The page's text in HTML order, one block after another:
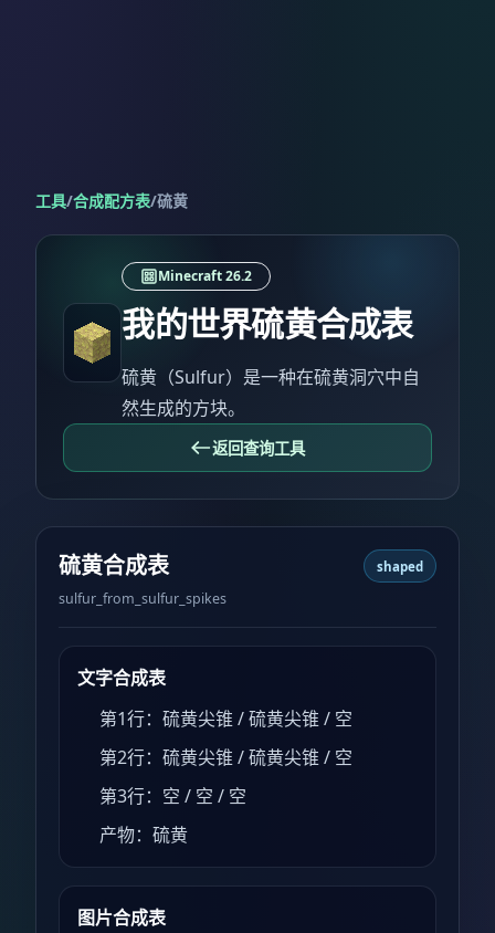
工具/合成配方表/硫黄
Minecraft 26.2
我的世界硫黄合成表
硫黄（Sulfur）是一种在硫黄洞穴中自
然生成的方块。
返回查询工具
硫黄合成表
sulfur_from_sulfur_spikes
shaped
文字合成表
第1行：硫黄尖锥 / 硫黄尖锥 / 空
第2行：硫黄尖锥 / 硫黄尖锥 / 空
第3行：空 / 空 / 空
产物：硫黄
图片合成表